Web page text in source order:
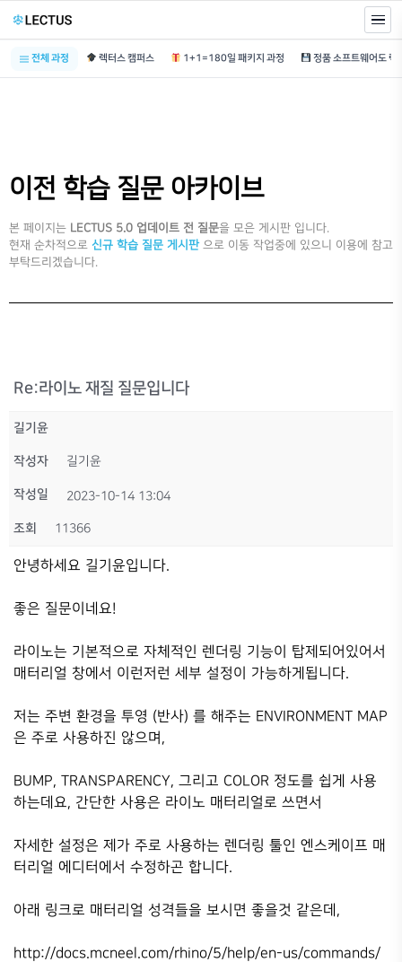
전체 과정 렉터스 캠퍼스 1+1=180일 패키지 과정
이전 학습 질문 아카이브
본 페이지는 LECTUS 5.0 업데이트 전 질문을 모은 게시판 입니다.
현재 순차적으로 신규 학습 질문 게시판 으로 이동 작업중에 있으니 이용에 참고
부탁드리겠습니다.
Re:라이노 재질 질문입니다
길기윤
작성자 길기윤
작성일 2023-10-14 13:04
조회 11366
안녕하세요 길기윤입니다.
좋은 질문이네요!
라이노는 기본적으로 자체적인 렌더링 기능이 탑제되어있어서
매터리얼 창에서 이런저런 세부 설정이 가능하게됩니다.
저는 주변 환경을 투영 (반사) 를 해주는 ENVIRONMENT MAP
은 주로 사용하진 않으며,
BUMP, TRANSPARENCY, 그리고 COLOR 정도를 쉽게 사용
하는데요, 간단한 사용은 라이노 매터리얼로 쓰면서
자세한 설정은 제가 주로 사용하는 렌더링 툴인 엔스케이프 매
터리얼 에디터에서 수정하곤 합니다.
아래 링크로 매터리얼 성격들을 보시면 좋을것 같은데,
http://docs.mcneel.com/rhino/5/help/en-us/commands/